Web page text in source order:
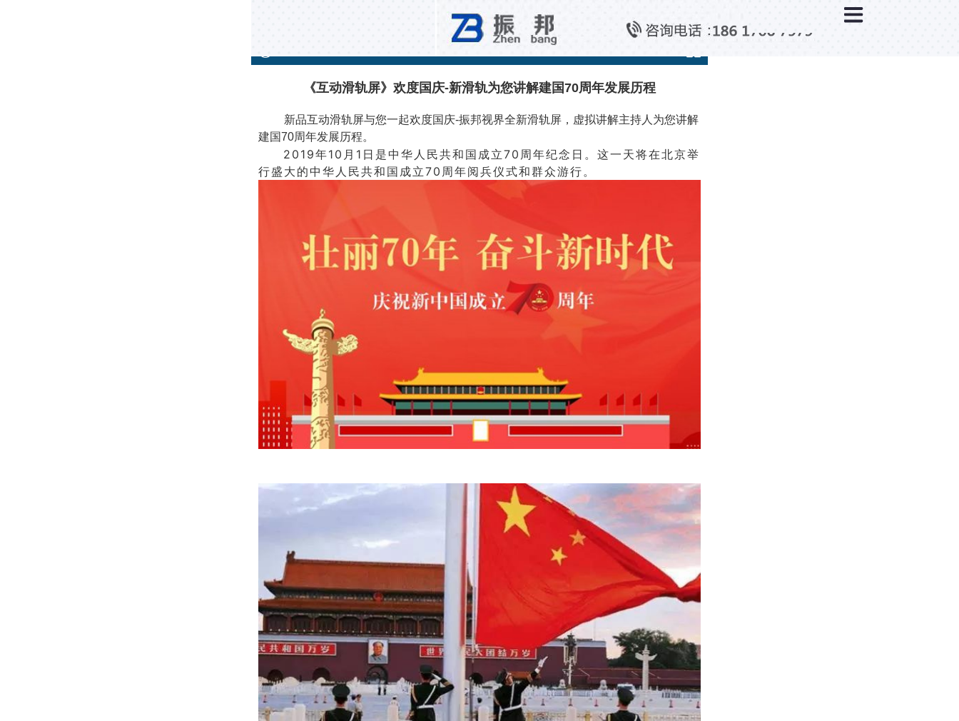
《互动滑轨屏》欢度国庆-新滑轨为您讲解建国70周年发展历程
新品互动滑轨屏与您一起欢度国庆-振邦视界全新滑轨屏，虚拟讲解主持人为您讲解
建国70周年发展历程。
2019年10月1日是中华人民共和国成立70周年纪念日。这一天将在北京举
行盛大的中华人民共和国成立70周年阅兵仪式和群众游行。